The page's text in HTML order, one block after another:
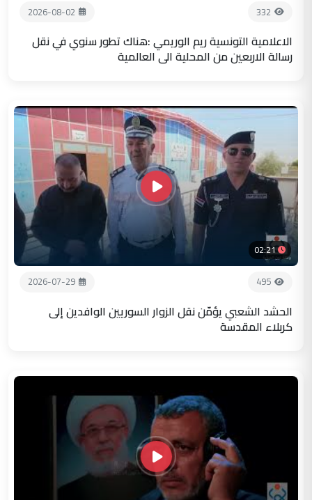
332
2026-08-02
الاعلامية التونسية ريم الوريمي :هناك تطور سنوي في نقل
رسالة الاربعين من المحلية الى العالمية
02:21
495
2026-07-29
الحشد الشعبي يؤمّن نقل الزوار السوريين الوافدين إلى
كربلاء المقدسة